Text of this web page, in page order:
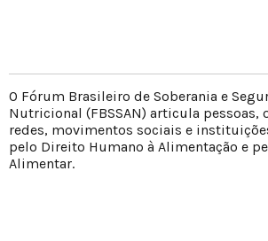
O Fórum Brasileiro de Soberania e
Nutricional (FBSSAN) articula pessoas,
redes, movimentos sociais e
pelo Direito Humano à Alimentação e
Alimentar.